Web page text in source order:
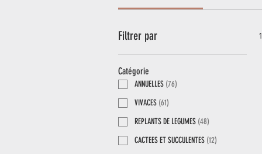
Filtrer par
Catégorie
ANNUELLES (76)
VIVACES (61)
REPLANTS DE LEGUMES (48)
CACTEES ET SUCCULENTES (12)